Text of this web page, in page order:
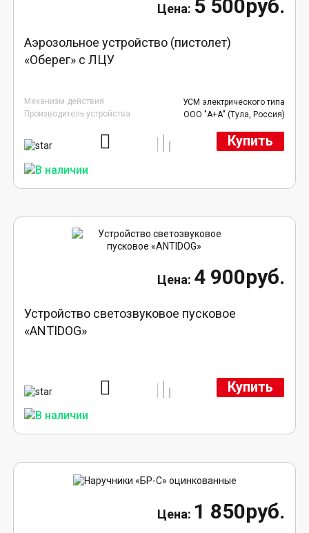
5 500руб.
Аэрозольное устройство (пистолет)
«Оберег» с ЛЦУ
Механизм действия
УСМ электрического типа
Производитель устройства
ООО "А+А" (Тула, Россия)
Купить
4 900руб.
Устройство светозвуковое пусковое
«ANTIDOG»
Купить
1 850руб.